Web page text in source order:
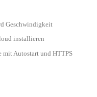
Geschwindigkeit
installieren
mit Autostart und HTTPS